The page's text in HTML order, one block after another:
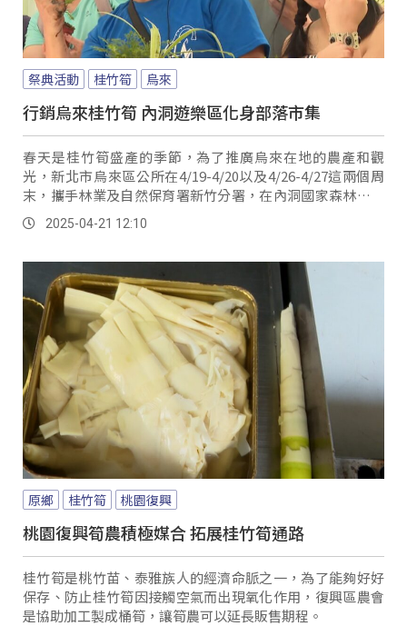
祭典活動 桂竹筍 烏來
行銷烏來桂竹筍 內洞遊樂區化身部落市集
春天是桂竹筍盛產的季節，為了推廣烏來在地的農產和觀
光，新北市烏來區公所在4/19-4/20以及4/26-4/27這兩個周
末，攜手林業及自然保育署新竹分署，在內洞國家森林遊樂
區舉辦「桂竹筍暨農特產品推廣活動」。
2025-04-21 12:10
原鄉 桂竹筍 桃園復興
桃園復興筍農積極媒合 拓展桂竹筍通路
桂竹筍是桃竹苗、泰雅族人的經濟命脈之一，為了能夠好好
保存、防止桂竹筍因接觸空氣而出現氧化作用，復興區農會
是協助加工製成桶筍，讓筍農可以延長販售期程。